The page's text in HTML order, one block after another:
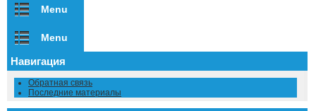
Menu
Menu
Навигация
Обратная связь
Последние материалы